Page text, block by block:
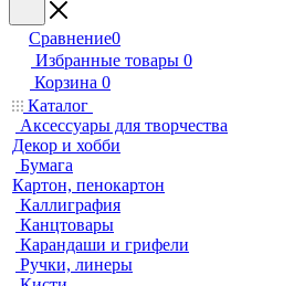
Сравнение0
Избранные товары 0
Корзина 0
Каталог
Аксессуары для творчества
Декор и хобби
Бумага
Картон, пенокартон
Каллиграфия
Канцтовары
Карандаши и грифели
Ручки, линеры